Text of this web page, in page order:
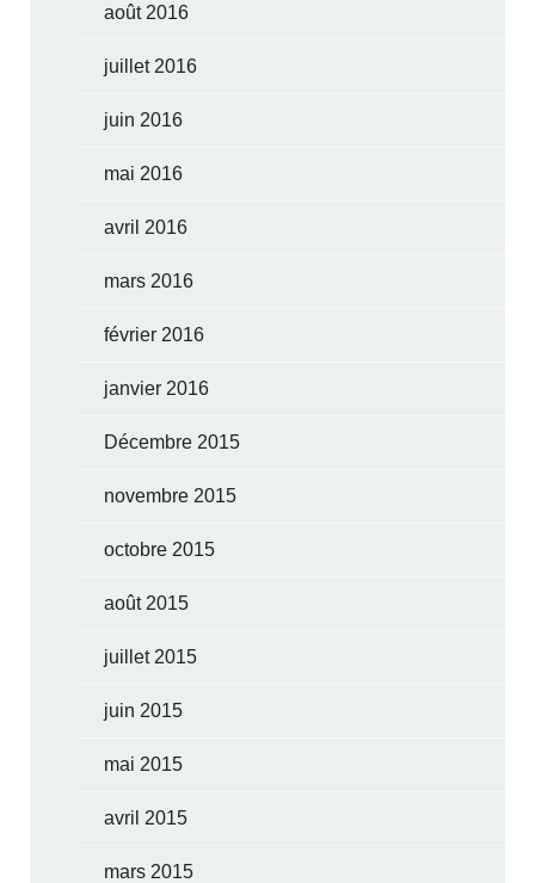
août 2016
juillet 2016
juin 2016
mai 2016
avril 2016
mars 2016
février 2016
janvier 2016
Décembre 2015
novembre 2015
octobre 2015
août 2015
juillet 2015
juin 2015
mai 2015
avril 2015
mars 2015